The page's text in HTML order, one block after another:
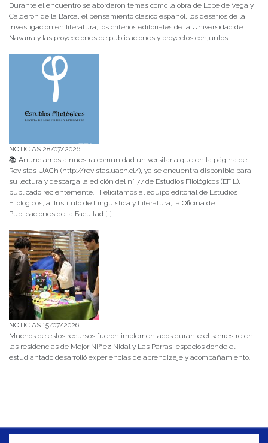
Durante el encuentro se abordaron temas como la obra de Lope de Vega y
Calderón de la Barca, el pensamiento clásico español, los desafíos de la
investigación en literatura, los criterios editoriales de la Universidad de
Navarra y las proyecciones de publicaciones y proyectos conjuntos.
NOTICIAS 28/07/2026
📚 Anunciamos a nuestra comunidad universitaria que en la página de
Revistas UACh (http://revistas.uach.cl/), ya se encuentra disponible para
su lectura y descarga la edición del n° 77 de Estudios Filológicos (EFIL),
publicado recientemente. Felicitamos al equipo editorial de Estudios
Filológicos, al Instituto de Lingüística y Literatura, la Oficina de
Publicaciones de la Facultad […]
NOTICIAS 15/07/2026
Muchos de estos recursos fueron implementados durante el semestre en
las residencias de Mejor Niñez Nidal y Las Parras, espacios donde el
estudiantado desarrolló experiencias de aprendizaje y acompañamiento.